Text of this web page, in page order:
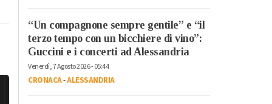
“Un compagnone sempre gentile” e “il
terzo tempo con un bicchiere di vino”:
Guccini e i concerti ad Alessandria
Venerdì, 7 Agosto 2026 - 05:44
CRONACA-ALESSANDRIA